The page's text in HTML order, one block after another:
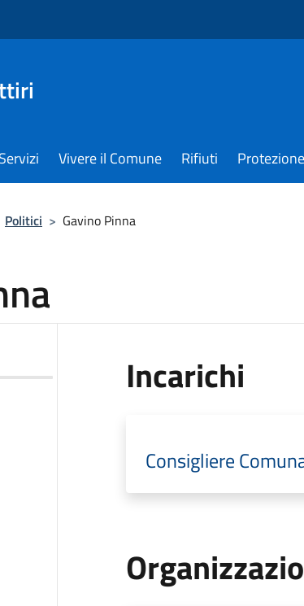
Servizi Vivere il Comune Rifiuti
Politici > Gavino Pinna
Incarichi
Consigliere